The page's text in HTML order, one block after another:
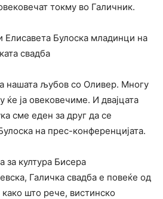
токму во Галичник.
Елисавета Булоска младинци на
свадба
нашата љубов со Оливер. Многу
ќе ја овековечиме. И двајцата
сме еден за друг да се
на прес-конференцијата.
за култура Бисера
Галичка свадба е повеќе од
што рече, вистинско